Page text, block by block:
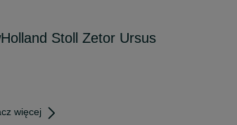
Stoll Zetor Ursus
więcej